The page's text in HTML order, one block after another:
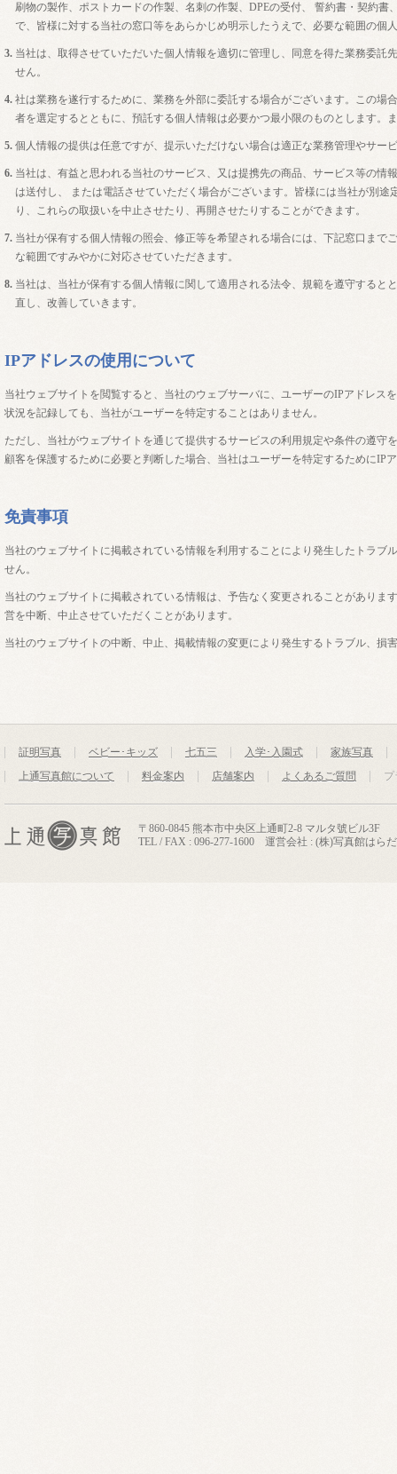
刷物の製作、ポストカードの作製、名刺の作製、DPEの受付、 誓約書・契約書
で、皆様に対する当社の窓口等をあらかじめ明示したうえで、必要な範囲の個
3. 当社は、取得させていただいた個人情報を適切に管理し、同意を得た業務委託
せん。
4. 社は業務を遂行するために、業務を外部に委託する場合がございます。この場
者を選定するとともに、預託する個人情報は必要かつ最小限のものとします。
5. 個人情報の提供は任意ですが、提示いただけない場合は適正な業務管理やサー
6. 当社は、有益と思われる当社のサービス、又は提携先の商品、サービス等の情
は送付し、 または電話させていただく場合がございます。皆様には当社が別
り、これらの取扱いを中止させたり、再開させたりすることができます。
7. 当社が保有する個人情報の照会、修正等を希望される場合には、下記窓口まで
な範囲ですみやかに対応させていただきます。
8. 当社は、当社が保有する個人情報に関して適用される法令、規範を遵守すると
直し、改善していきます。
IPアドレスの使用について
当社ウェブサイトを閲覧すると、当社のウェブサーバに、ユーザーのIPアドレス
状況を記録しても、当社がユーザーを特定することはありません。
ただし、当社がウェブサイトを通じて提供するサービスの利用規定や条件の遵守
顧客を保護するために必要と判断した場合、当社はユーザーを特定するためにIP
免責事項
当社のウェブサイトに掲載されている情報を利用することにより発生したトラブ
せん。
当社のウェブサイトに掲載されている情報は、予告なく変更されることがありま
営を中断、中止させていただくことがあります。
当社のウェブサイトの中断、中止、掲載情報の変更により発生するトラブル、損
証明写真 ベビー･キッズ 七五三 入学･入園式
家族写真
上通写真館について
料金案内 店舗案内 よくあるご質問 プ
〒860-0845 熊本市中央区上通町2-8 マルタ號ビル3F
TEL / FAX : 096-277-1600 運営会社 : (株)写真館はらだ